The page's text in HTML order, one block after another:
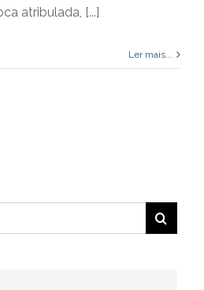
19
atribulada, [...]
Ler mais...